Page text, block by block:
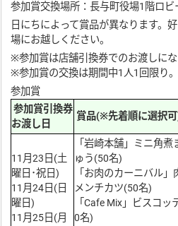
参加賞交換場所：長与町役場1階ロビ
日にちによって賞品が異なります。
場にお越しください。
※参加賞は店舗引換券でのお渡しにな
※参加賞の交換は期間中1人1回限り。
参加賞
参加賞引換券
お渡し日
賞品(※先着順に選択
11月23日(土
曜日･祝日)
11月24日(日
曜日)
11月25日(月
「岩崎本舗」ミニ角煮
ゅう(50名)
「お肉のカーニバル」
メンチカツ(50名)
「Cafe Mix」ビスコッ
0名)